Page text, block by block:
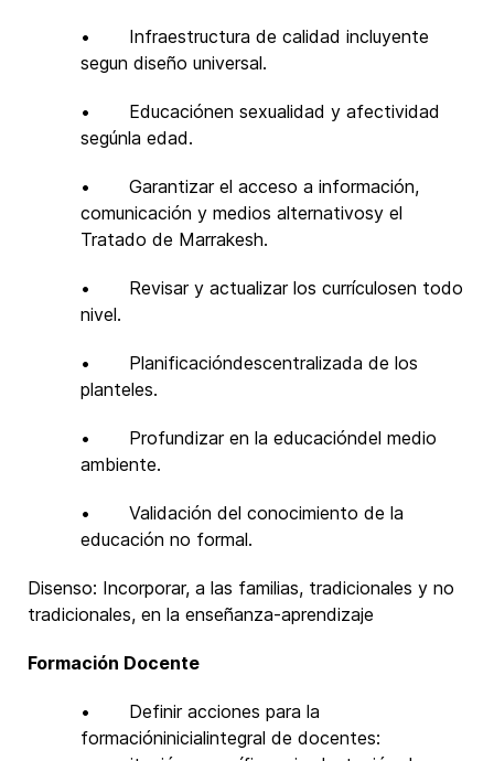
• Infraestructura de calidad incluyente
segun diseño universal.
• Educaciónen sexualidad y afectividad
segúnla edad.
• Garantizar el acceso a información,
comunicación y medios alternativosy el
Tratado de Marrakesh.
• Revisar y actualizar los currículosen todo
nivel.
• Planificacióndescentralizada de los
planteles.
• Profundizar en la educacióndel medio
ambiente.
• Validación del conocimiento de la
educación no formal.
Disenso: Incorporar, a las familias, tradicionales y no
tradicionales, en la enseñanza-aprendizaje
Formación Docente
• Definir acciones para la
formacióninicialintegral de docentes: